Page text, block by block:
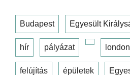
Budapest Egyesült
hír pályázat london
felújítás épületek